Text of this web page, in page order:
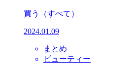
買う （すべて）
2024.01.09
まとめ
ビューティー